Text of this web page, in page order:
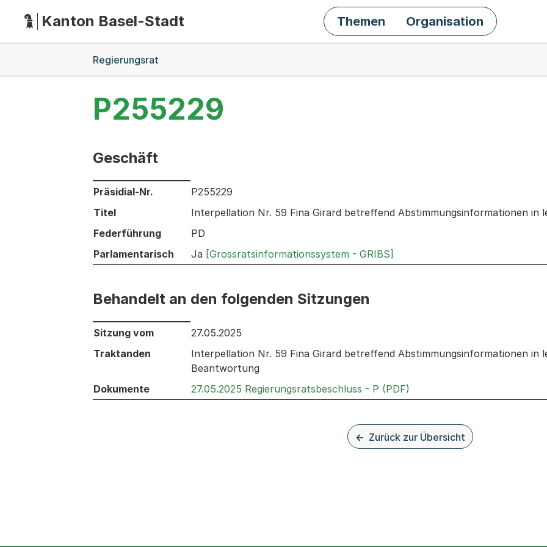
HauptnavigationKanton Basel-Stadt Themen Organisation
Regierungsrat
P255229
Geschäft
Informationen zum Ausgewählten Geschäft
Präsidial-Nr.
P255229
Titel
Interpellation Nr. 59 Fina Girard betreffend Abstimmungsinformationen in
Federführung
PD
Parlamentarisch
Ja [Grossratsinformationssystem - GRIBS]
Behandelt an den folgenden Sitzungen
Behandelt an den folgenden Sitzungen: Informationen zu den Sitzungen zum Geschäft
Sitzung vom
27.05.2025
Traktanden
Interpellation Nr. 59 Fina Girard betreffend Abstimmungsinformationen in
Beantwortung
Dokumente
27.05.2025 Regierungsratsbeschluss - P (PDF)
Zurück zur Übersicht